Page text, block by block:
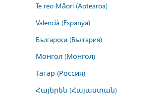
Te reo Māori (Aotearoa)
Valencià (Espanya)
Български (България)
Монгол (Монгол)
Татар (Россия)
Հայերեն (Հայաստան)